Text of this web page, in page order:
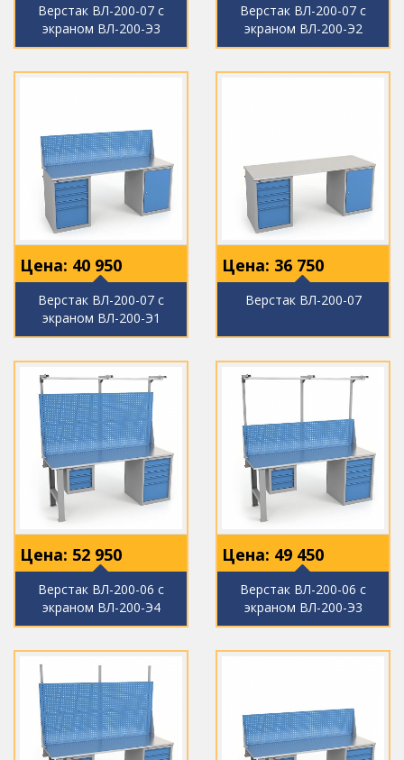
Верстак ВЛ-200-07 с
экраном ВЛ-200-Э3
Верстак ВЛ-200-07 с
экраном ВЛ-200-Э2
Цена: 40 950
Верстак ВЛ-200-07 с
экраном ВЛ-200-Э1
Цена: 36 750
Верстак ВЛ-200-07
Цена: 52 950
Верстак ВЛ-200-06 с
экраном ВЛ-200-Э4
Цена: 49 450
Верстак ВЛ-200-06 с
экраном ВЛ-200-Э3